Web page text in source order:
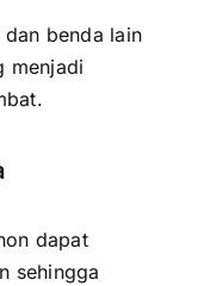
benda lain
menjadi
dapat
sehingga